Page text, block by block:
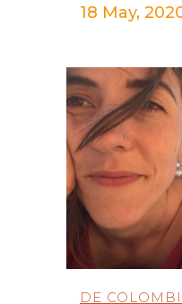
18 May,
DE